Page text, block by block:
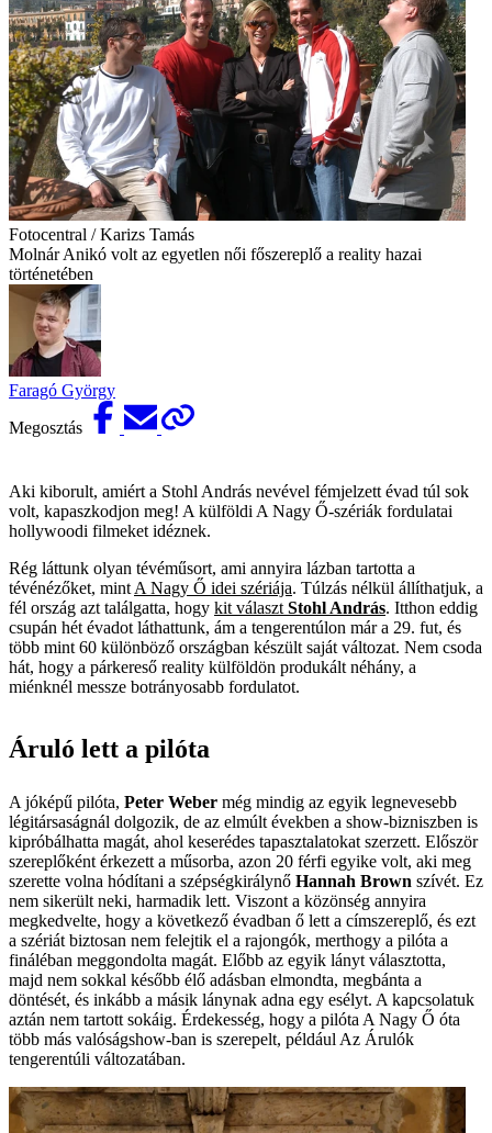
Fotocentral / Karizs Tamás
Molnár Anikó volt az egyetlen női főszereplő a reality hazai
történeté­ben
Faragó György
Megosztás
Aki kiborult, amiért a Stohl András nevével fémjelzett évad túl sok
volt, kapaszkodjon meg! A külföldi A Nagy Ő-szériák fordulatai
hollywoodi filmeket idéznek.
Rég láttunk olyan tévéműsort, ami annyira lázban tartotta a
tévénézőket, mint A Nagy Ő idei szériája. Túlzás nélkül állíthatjuk, a
fél ország azt találgatta, hogy kit választ Stohl András. Itthon eddig
csupán hét évadot láthattunk, ám a tengerentúlon már a 29. fut, és
több mint 60 különböző országban készült saját változat. Nem csoda
hát, hogy a párkereső reality külföldön produkált néhány, a
miénknél messze botrányosabb fordulatot.
Áruló lett a pilóta
A jóképű pilóta, Peter Weber ­ még mindig az egyik legnevesebb
légitársaságnál dolgozik, de az elmúlt években a show-bizniszben is
kipróbálhatta magát, ahol keserédes tapasztalatokat szerzett. Először
szereplőként érkezett a műsorba, azon 20 férfi egyike volt, aki meg
szerette volna hódítani a szépségkirálynő Hannah Brown szívét. Ez
nem sikerült neki, harmadik lett. Viszont a közönség annyira
megkedvelte, hogy a következő évadban ő lett a címszereplő, és ezt
a szériát biztosan nem felejtik el a rajongók, merthogy a pilóta a
fináléban meggondolta magát. Előbb az egyik lányt választotta,
majd nem sokkal később élő adásban elmondta, megbánta a
döntését, és inkább a másik lánynak adna egy esélyt. A kapcsolatuk
aztán nem tartott sokáig. Érdekesség, hogy a pilóta A Nagy Ő óta
több más valóságshow-ban is szerepelt, például Az Árulók
tengerentúli változatában.